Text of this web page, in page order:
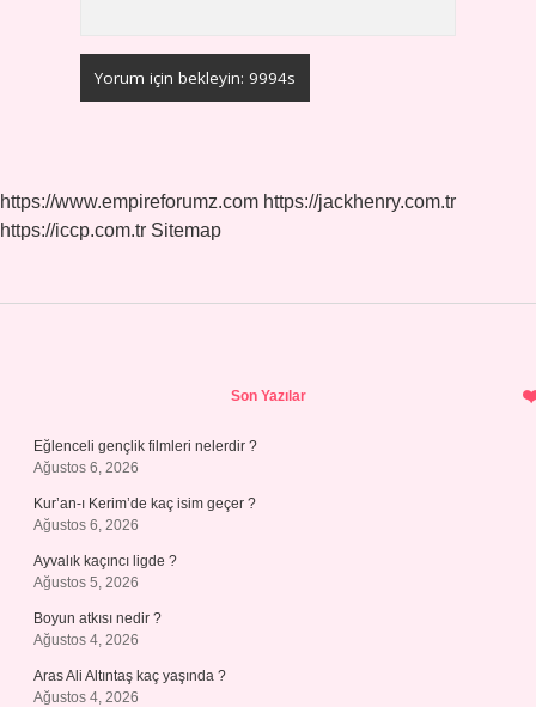
https://www.empireforumz.com https://jackhenry.com.tr
https://iccp.com.tr Sitemap
Son Yazılar
Eğlenceli gençlik filmleri nelerdir ?
Ağustos 6, 2026
Kur’an-ı Kerim’de kaç isim geçer ?
Ağustos 6, 2026
Ayvalık kaçıncı ligde ?
Ağustos 5, 2026
Boyun atkısı nedir ?
Ağustos 4, 2026
Aras Ali Altıntaş kaç yaşında ?
Ağustos 4, 2026